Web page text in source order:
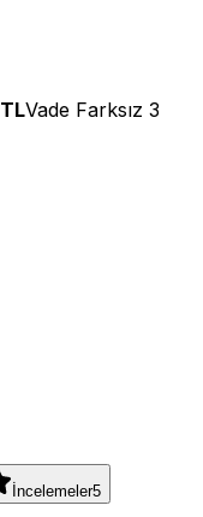
TLVade Farksız 3
İncelemeler5